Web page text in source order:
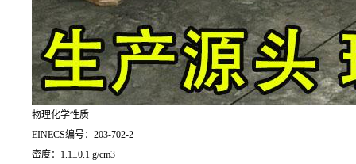
物理化学性质
EINECS编号：203-702-2
密度：1.1±0.1 g/cm3